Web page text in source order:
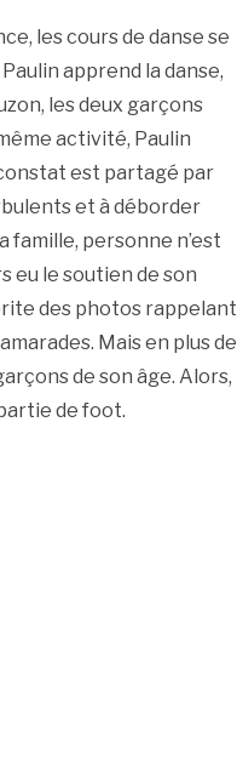
les cours de danse se
apprend la danse,
les deux garçons
activité, Paulin
constat est partagé par
et à déborder
famille, personne n’est
eu le soutien de son
des photos rappelant
Mais en plus de
de son âge. Alors,
de foot.